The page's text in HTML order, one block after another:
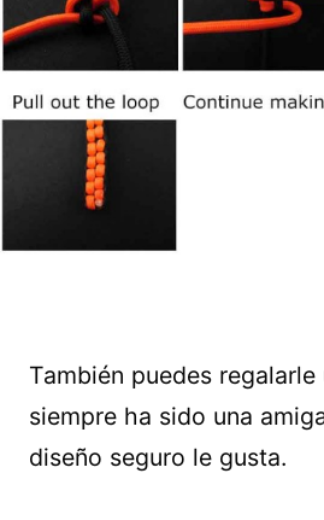
También puedes regalarle
siempre ha sido una
diseño seguro le gusta.